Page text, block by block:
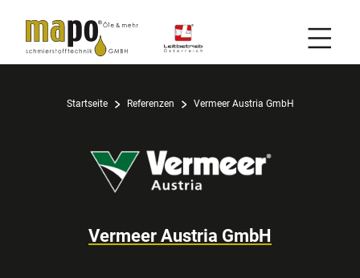
Startseite Referenzen Vermeer Austria GmbH
Vermeer Austria GmbH